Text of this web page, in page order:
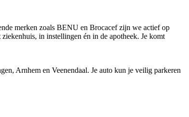
merken zoals BENU en Brocacef zijn we actief op
in instellingen én in de apotheek. Je komt
Arnhem en Veenendaal. Je auto kun je veilig parkeren